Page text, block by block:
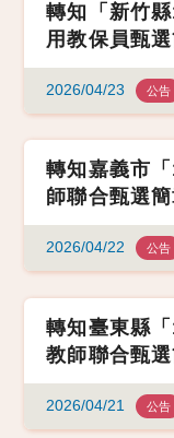
轉知「新竹
用教保員甄選
2026/04/23 公告
轉知嘉義市
師聯合甄選簡
2026/04/22 公告
轉知臺東縣
教師聯合甄選
2026/04/21 公告